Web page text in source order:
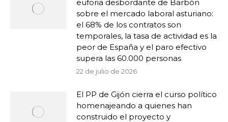
euforia desbordante de Barbón
sobre el mercado laboral asturiano:
el 68% de los contratos son
temporales, la tasa de actividad es la
peor de España y el paro efectivo
supera las 60.000 personas
22 de julio de 2026
El PP de Gijón cierra el curso político
homenajeando a quienes han
construido el proyecto y